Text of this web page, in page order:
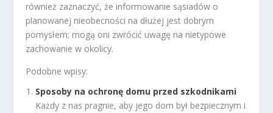
również zaznaczyć, że informowanie sąsiadów o
planowanej nieobecności na dłużej jest dobrym
pomysłem; mogą oni zwrócić uwagę na nietypowe
zachowanie w okolicy.
Podobne wpisy:
Sposoby na ochronę domu przed szkodnikami
Każdy z nas pragnie, aby jego dom był bezpiecznym i